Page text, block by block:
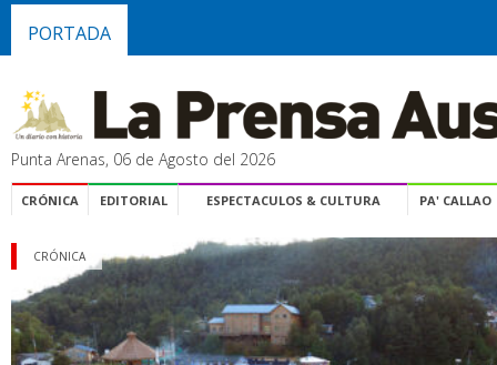
PORTADA
Punta Arenas, 06 de Agosto del 2026
CRÓNICA EDITORIAL ESPECTACULOS & CULTURA PA' CALLAO
CRÓNICA